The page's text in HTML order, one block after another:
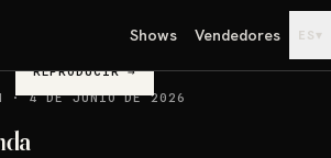
Shows Vendedores ES ▾
REPRODUCIR→
·4 DE JUNIO DE 2026